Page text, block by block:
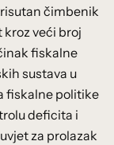
čimbenik
veći broj
fiskalne
sustava u
fiskalne politike
deficita i
za prolazak